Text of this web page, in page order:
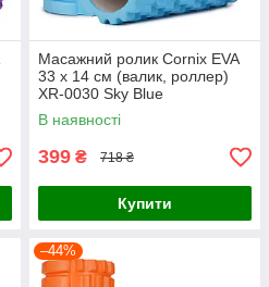
Масажний ролик Cornix EVA
33 x 14 см (валик, роллер)
XR-0030 Sky Blue
В наявності
399 ₴ 718 ₴
Купити
–44%